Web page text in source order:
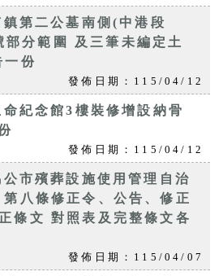
第二公墓南側(中港段
分範圍 及三筆未編定土
一份
發佈日期：115/04/12
紀念館3樓裝修增設納骨
發佈日期：115/04/12
市殯葬設施使用管理自治
八條修正令、公告、修正
條文 對照表及完整條文各
發佈日期：115/04/07